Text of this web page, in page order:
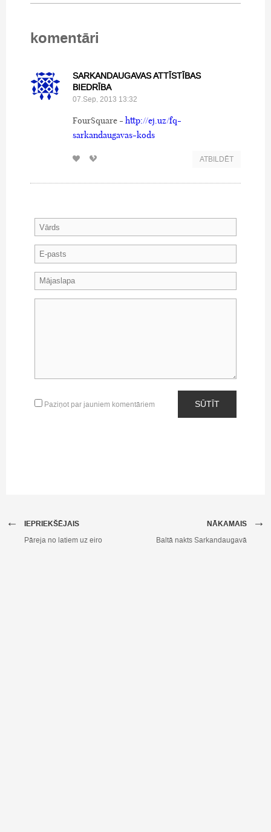
komentāri
SARKANDAUGAVAS ATTĪSTĪBAS
BIEDRĪBA
07.Sep, 2013 13:32
FourSquare - http://ej.uz/fq-
sarkandaugavas-kods
ATBILDĒT
Paziņot par jauniem komentāriem SŪTĪT
IEPRIEKŠĒJAIS
←
Pāreja no latiem uz eiro
NĀKAMAIS →
Baltā nakts Sarkandaugavā